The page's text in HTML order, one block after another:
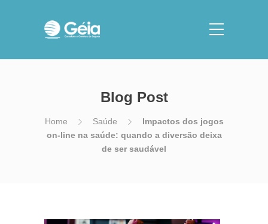
Blog Post
Home Saúde
Impactos dos jogos
on-line na saúde: quando a diversão deixa
de ser saudável